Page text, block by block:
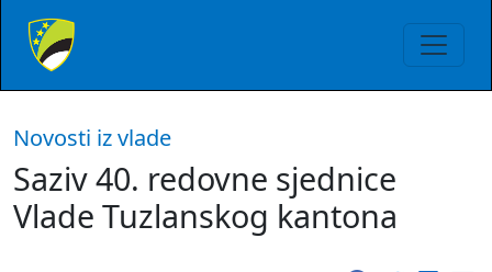
Novosti iz vlade
Saziv 40. redovne sjednice
Vlade Tuzlanskog kantona